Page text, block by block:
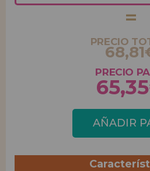
PRECIO
PRECIO
AÑADIR